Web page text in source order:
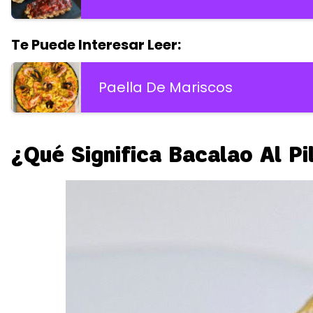
Te Puede Interesar Leer:
Paella De Mariscos
¿Qué Significa Bacalao Al